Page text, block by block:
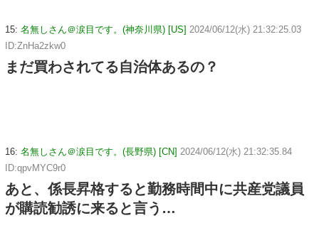
15: 名無しさん＠涙目です。(神奈川県) [US] 2024/06/12(水) 21:32:25.03
ID:ZnHa2zkw0
まだ買わされてる自治体あるの？
16: 名無しさん＠涙目です。(長野県) [CN] 2024/06/12(水) 21:32:35.84
ID:qpvMYC9r0
あと、係長昇格すると勤務時間中に共産党議員
が購読勧誘に来ると言う…